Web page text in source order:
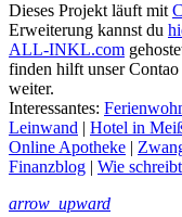
Dieses Projekt läuft mit
Erweiterung kannst du
ALL-INKL.com
finden hilft unser
weiter.
Interessantes:
Leinwand | Hotel in
Online Apotheke |
Finanzblog | Wie schreibt
arrow_upward